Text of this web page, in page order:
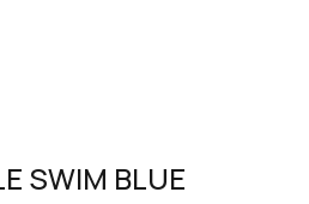
SWIM BLUE